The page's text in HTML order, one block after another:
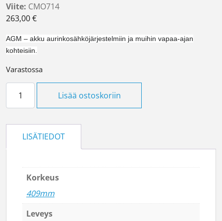
Viite: CMO714
263,00€
AGM – akku aurinkosähköjärjestelmiin ja muihin vapaa-ajan
kohteisiin.
Varastossa
Lisää ostoskoriin
LISÄTIEDOT
Korkeus
409mm
Leveys